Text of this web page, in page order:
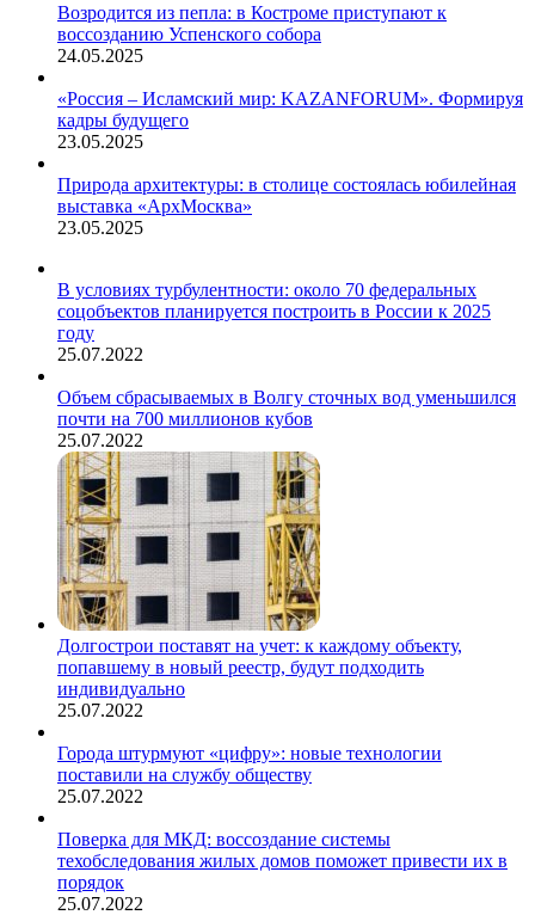
Возродится из пепла: в Костроме приступают к
воссозданию Успенского собора
24.05.2025
«Россия – Исламский мир: KAZANFORUM». Формируя
кадры будущего
23.05.2025
Природа архитектуры: в столице состоялась юбилейная
выставка «АрхМосква»
23.05.2025
В условиях турбулентности: около 70 федеральных
соцобъектов планируется построить в России к 2025
году
25.07.2022
Объем сбрасываемых в Волгу сточных вод уменьшился
почти на 700 миллионов кубов
25.07.2022
Долгострои поставят на учет: к каждому объекту,
попавшему в новый реестр, будут подходить
индивидуально
25.07.2022
Города штурмуют «цифру»: новые технологии
поставили на службу обществу
25.07.2022
Поверка для МКД: воссоздание системы
техобследования жилых домов поможет привести их в
порядок
25.07.2022